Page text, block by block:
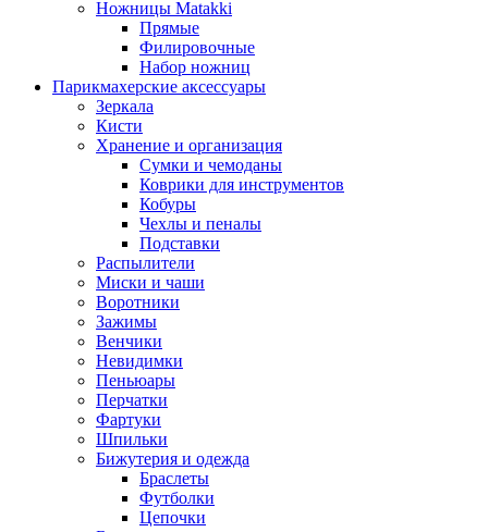
Ножницы Matakki
Прямые
Филировочные
Набор ножниц
Парикмахерские аксессуары
Зеркала
Кисти
Хранение и организация
Сумки и чемоданы
Коврики для инструментов
Кобуры
Чехлы и пеналы
Подставки
Распылители
Миски и чаши
Воротники
Зажимы
Венчики
Невидимки
Пеньюары
Перчатки
Фартуки
Шпильки
Бижутерия и одежда
Браслеты
Футболки
Цепочки